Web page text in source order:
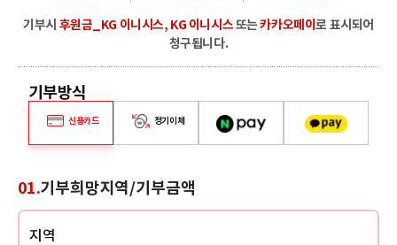
기부시 후원금_KG 이니시스, KG 이니시스또는카카오페이로 표시되어
청구됩니다.
기부방식
신용카드 정기이체
네이버페이 카카오페이
01.기부희망지역/기부금액
지역